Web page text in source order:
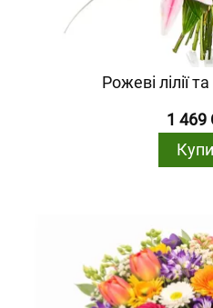
Рожеві лілії
1 469